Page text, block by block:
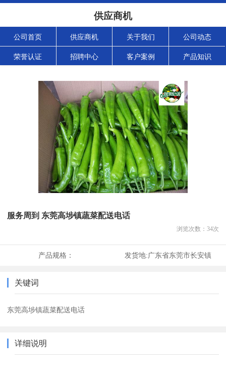
供应商机
公司首页 供应商机 关于我们 公司动态
荣誉认证 招聘中心 客户案例 产品知识
服务周到 东莞高埗镇蔬菜配送电话
浏览次数： 34次
产品规格： 发货地:广东省东莞市长安镇
关键词
东莞高埗镇蔬菜配送电话
详细说明